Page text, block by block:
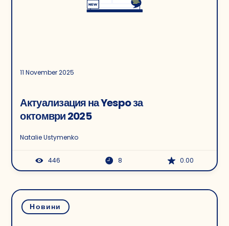
11 November 2025
Актуализация на Yespo за
октомври 2025
Natalie Ustymenko
446 8 0.00
Новини